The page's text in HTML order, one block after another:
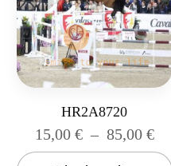
HR2A8720
15,00 € – 85,00 €